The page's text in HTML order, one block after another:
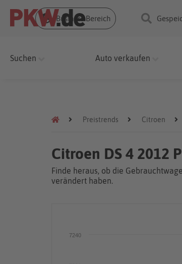
Business Bereich
Suchen Auto verkaufen
Preistrends Citroen
Citroen DS 4 2012
Finde heraus, ob die
verändert haben.
7240